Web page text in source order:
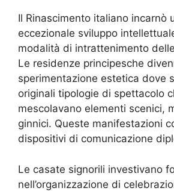
Il Rinascimento italiano incarnò
eccezionale sviluppo
modalità di intrattenimento
Le residenze principesche
sperimentazione estetica dove
originali tipologie di spettacolo
mescolavano elementi scenici,
ginnici. Queste manifestazioni
dispositivi di comunicazione
Le casate signorili investivano
nell’organizzazione di